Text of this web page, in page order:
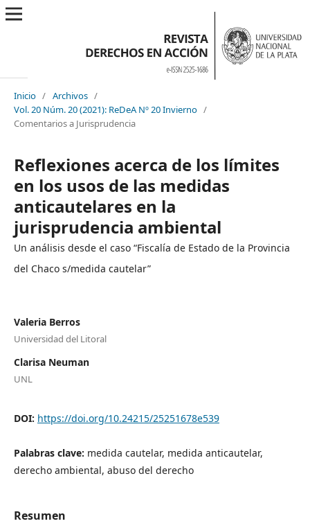
Inicio / Archivos /
Vol. 20 Núm. 20 (2021): ReDeA Nº 20 Invierno /
Comentarios a Jurisprudencia
Reflexiones acerca de los límites
en los usos de las medidas
anticautelares en la
jurisprudencia ambiental
Un análisis desde el caso “Fiscalía de Estado de la Provincia
del Chaco s/medida cautelar”
Valeria Berros
Universidad del Litoral
Clarisa Neuman
UNL
DOI: https://doi.org/10.24215/25251678e539
Palabras clave: medida cautelar, medida anticautelar,
derecho ambiental, abuso del derecho
Resumen